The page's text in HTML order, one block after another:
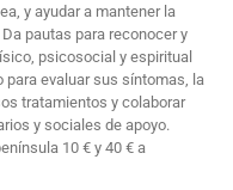
y ayudar a mantener la
pautas para reconocer y
psicosocial y espiritual
para evaluar sus síntomas, la
tratamientos y colaborar
y sociales de apoyo.
10 € y 40 € a